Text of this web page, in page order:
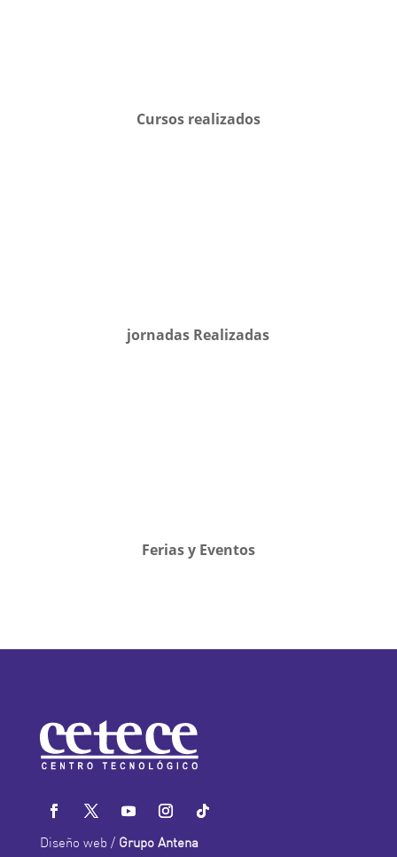
Cursos realizados
jornadas Realizadas
Ferias y Eventos
Diseño web / Grupo Antena